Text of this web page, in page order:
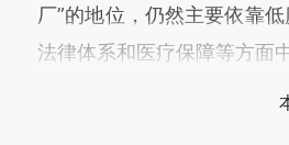
厂”的地位，仍然主要依靠
法律体系和医疗保障等方面